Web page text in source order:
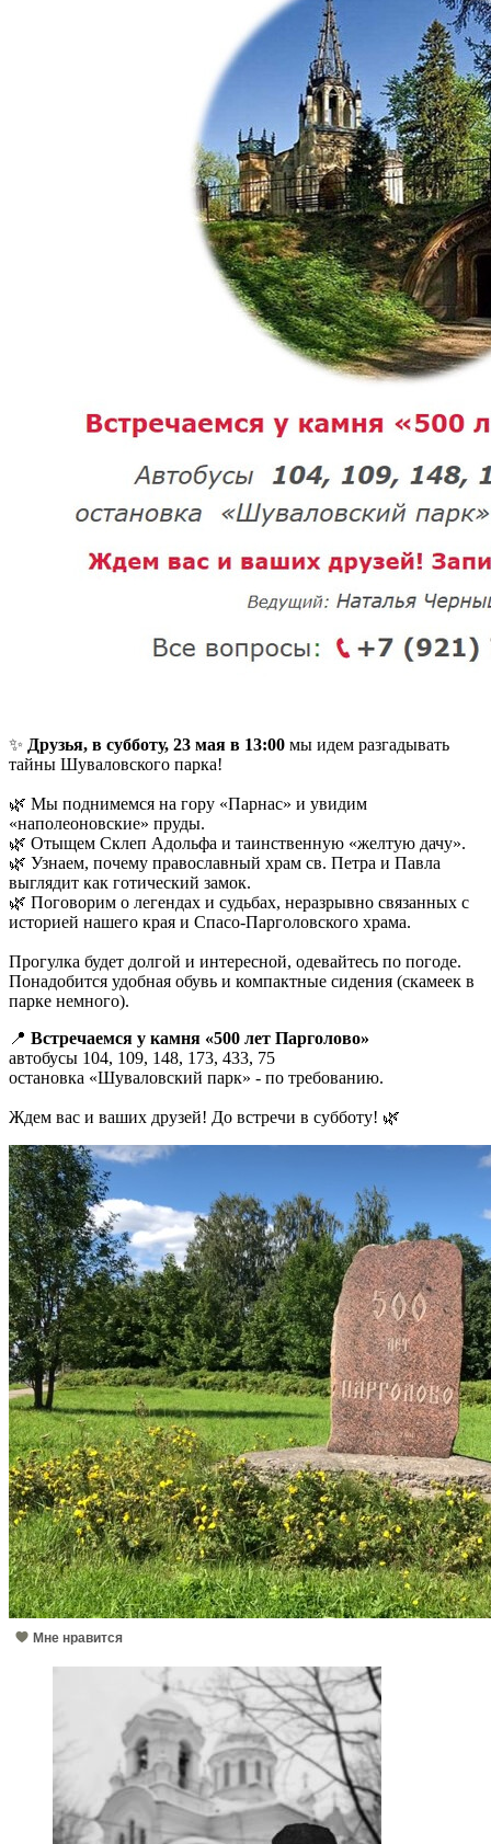
✨ Друзья, в субботу, 23 мая в 13:00 мы идем разгадывать
тайны Шуваловского парка!
🌿 Мы поднимемся на гору «Парнас» и увидим
«наполеоновские» пруды.
🌿 Отыщем Склеп Адольфа и таинственную «желтую дачу».
🌿 Узнаем, почему православный храм св. Петра и Павла
выглядит как готический замок.
🌿 Поговорим о легендах и судьбах, неразрывно связанных с
историей нашего края и Спасо-Парголовского храма.
Прогулка будет долгой и интересной, одевайтесь по погоде.
Понадобится удобная обувь и компактные сидения (скамеек в
парке немного).
📍 Встречаемся у камня «500 лет Парголово»
автобусы 104, 109, 148, 173, 433, 75
остановка «Шуваловский парк» - по требованию.
Ждем вас и ваших друзей! До встречи в субботу! 🌿
Мне нравится